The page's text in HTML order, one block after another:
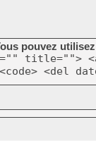
pouvez
title="">
<del